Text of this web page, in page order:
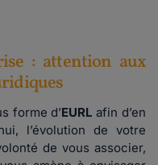
: attention aux
forme d’EURL afin d’en
l’évolution de votre
de vous associer,